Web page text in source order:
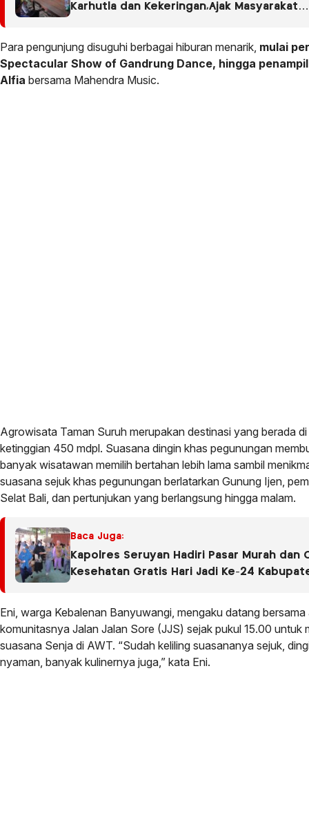
Karhutla dan Kekeringan,Ajak Masyarakat
Para pengunjung disuguhi berbagai hiburan menarik, mulai
Spectacular Show of Gandrung Dance, hingga
Alfia bersama Mahendra Music.
Agrowisata Taman Suruh merupakan destinasi yang berada di
ketinggian 450 mdpl. Suasana dingin khas pegunungan
banyak wisatawan memilih bertahan lebih lama sambil
suasana sejuk khas pegunungan berlatarkan Gunung Ijen,
Selat Bali, dan pertunjukan yang berlangsung hingga malam.
Baca Juga:
Kapolres Seruyan Hadiri Pasar Murah dan
Kesehatan Gratis Hari Jadi Ke-24
Eni, warga Kebalenan Banyuwangi, mengaku datang
komunitasnya Jalan Jalan Sore (JJS) sejak pukul 15.00 untuk
suasana Senja di AWT. “Sudah keliling suasananya sejuk,
nyaman, banyak kulinernya juga,” kata Eni.